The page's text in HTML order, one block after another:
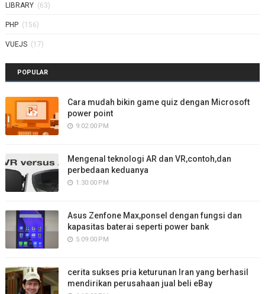
LIBRARY (63)
PHP (156)
VUEJS (17)
POPULAR
Cara mudah bikin game quiz dengan Microsoft
power point
9:02:00 PM
Mengenal teknologi AR dan VR,contoh,dan
perbedaan keduanya
1:30:00 PM
Asus Zenfone Max,ponsel dengan fungsi dan
kapasitas baterai seperti power bank
5:09:00 PM
cerita sukses pria keturunan Iran yang berhasil
mendirikan perusahaan jual beli eBay